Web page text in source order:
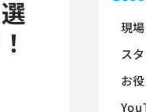
現
ス
お